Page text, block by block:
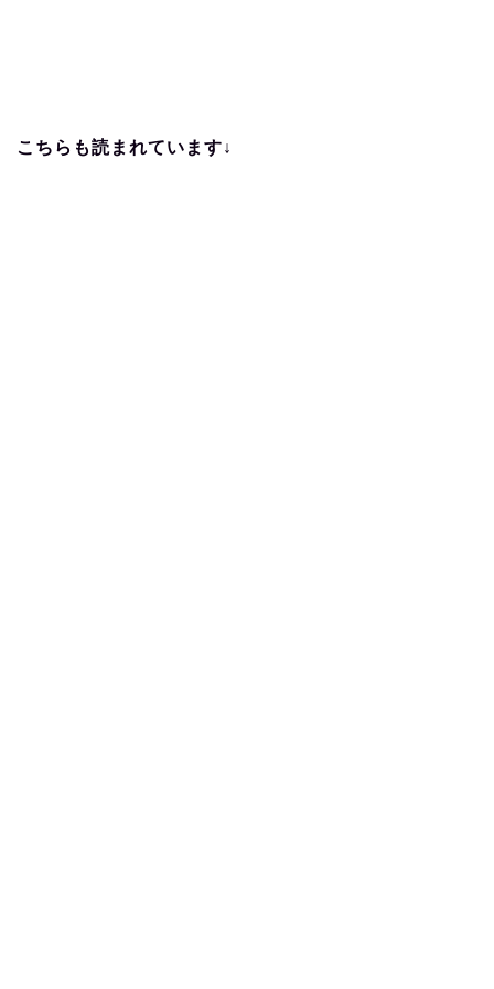
こちらも読まれています↓